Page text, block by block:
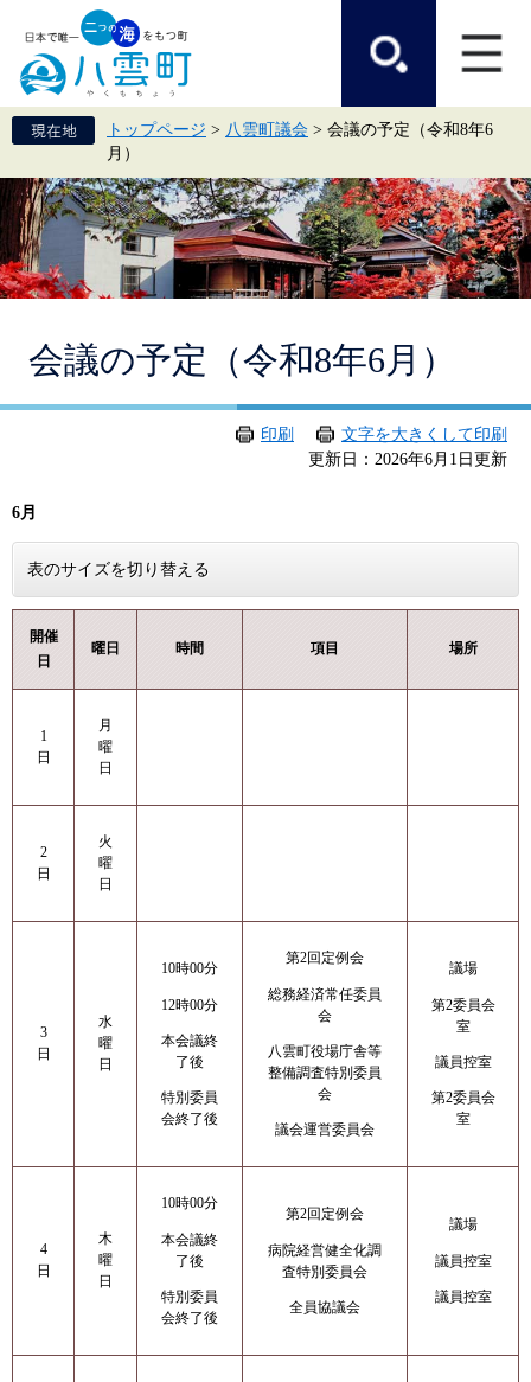
頭
で
飛
ば
て
本
文
へ
トップページ > 八雲町議会 > 会議の予定（令和8年6
月）
会議の予定（令和8年6月）
印刷
文字を大きくして印刷
更新日：2026年6月1日更新
6月
表のサイズを切り替える
開催
日
曜日 時間 項目 場所
1
日
月
曜
日
2
日
火
曜
日
3
日
水
曜
日
10時00分
12時00分
本会議終
了後
特別委員
会終了後
第2回定例会
総務経済常任委員
会
八雲町役場庁舎等
整備調査特別委員
会
議会運営委員会
議場
第2委員会
室
議員控室
第2委員会
室
4
日
木
曜
日
10時00分
本会議終
了後
特別委員
会終了後
第2回定例会
病院経営健全化調
査特別委員会
全員協議会
議場
議員控室
議員控室